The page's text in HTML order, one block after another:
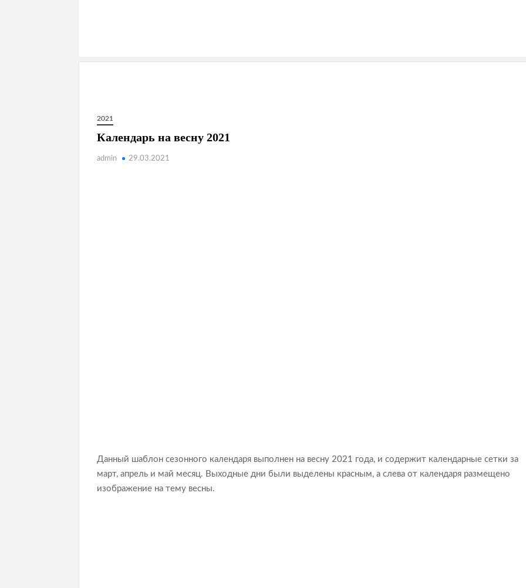
2021
Календарь на весну 2021
admin 29.03.2021
Данный шаблон сезонного календаря выполнен на весну 2021 года, и содержит календарные сетки за
март, апрель и май месяц. Выходные дни были выделены красным, а слева от календаря размещено
изображение на тему весны.